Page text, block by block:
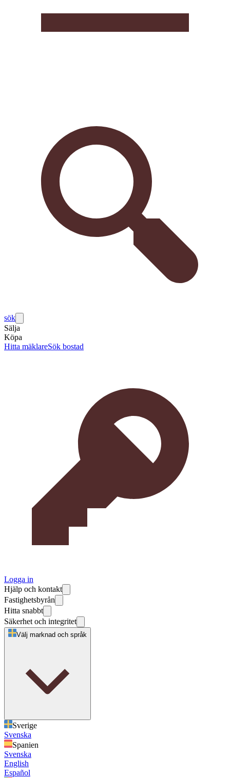
sök
Sälja
Köpa
Hitta mäklareSök bostad
Logga in
Hjälp och kontakt
Fastighetsbyrån
Hitta snabbt
Säkerhet och integritet
Välj marknad och språk
Sverige
Svenska
Spanien
Svenska
English
Español